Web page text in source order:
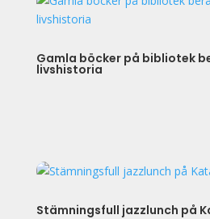
Gamla böcker på bibliotek
livshistoria
Stämningsfull jazzlunch på